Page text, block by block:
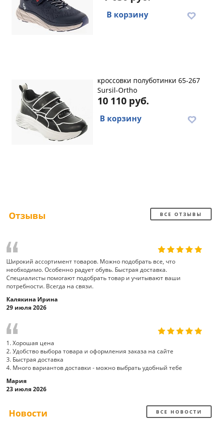
В корзину
кроссовки полуботинки 65-267
Sursil-Ortho
10 110 руб.
В корзину
Отзывы ВСЕ ОТЗЫВЫ
Широкий ассортимент товаров. Можно подобрать все, что
необходимо. Особенно радует обувь. Быстрая доставка.
Специалисты помогают подобрать товар и учитывают ваши
потребности. Всегда на связи.
Калякина Ирина
29 июля 2026
1. Хорошая цена
2. Удобство выбора товара и оформления заказа на сайте
3. Быстрая доставка
4. Много вариантов доставки - можно выбрать удобный тебе
Мария
23 июля 2026
Новости ВСЕ НОВОСТИ